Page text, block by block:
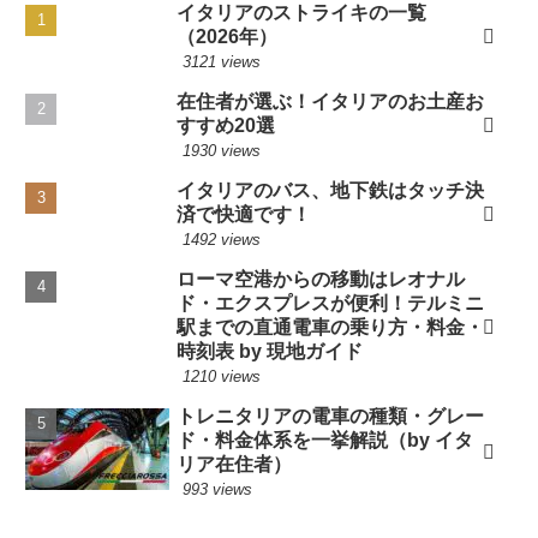
ムーズに鑑賞でき、イタリア旅行の素晴らしい思い出が
できたのも、堂様のおかげと感謝しております。本当に
ありがとうございました。（2013年9月）
先日、アカデミア美術館とウフィツィ美術館を予約して
いただいたイトウと申します。予約していただいていた
おかげでとてもスムースに入る事ができました。ありが
とうございました。またイタリア旅行の際は、宜しくお
先日アカデミア美術館を予約していただき、無事見学し
帰国しました。当日は、予約をしていたので私たちはす
んなり入れましたが、予約していない人の列は、動いて
いませんでした。ウフィッツィ美術館と違って、アカデ
ミアの予約はあまり必要ないかと考えていましたが、と
んでもなかったです。おかげさまでいい思い出ができま
した。（2012年8月）
イタリアのストライキの一覧
（2026年）
3121 views
在住者が選ぶ！イタリアのお土産お
すすめ20選
1930 views
イタリアのバス、地下鉄はタッチ決
済で快適です！
1492 views
ローマ空港からの移動はレオナル
ド・エクスプレスが便利！テルミニ
駅までの直通電車の乗り方・料金・
時刻表 by 現地ガイド
1210 views
トレニタリアの電車の種類・グレー
ド・料金体系を一挙解説（by イタ
リア在住者）
993 views